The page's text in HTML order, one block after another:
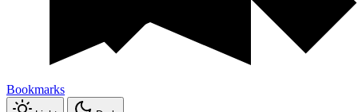
Bookmarks